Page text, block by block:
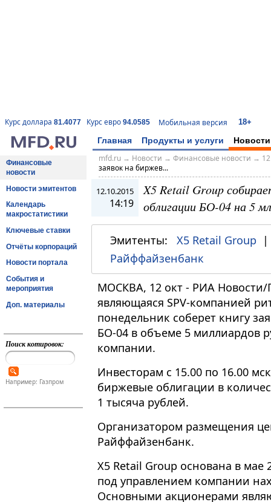
Курс доллара 81.4077 Курс евро 94.0585 Мобильная версия 18+
Главная Продукты и услуги Новости
Финансовые
новости
Новости эмитентов
Календарь
макростатистики
Ключевые ставки
Отчёты корпораций
Новости портала
События и
мероприятия
Доп. материалы
Поиск котировок:
Например: Газпром
mfd.ru→ Новости → Финансовые новости →
заявок на биржев...
12.10.2015
14:19
X5 Retail Group
облигации БО-04 на 5
Эмитенты: X5 Retail Group
Райффайзенбанк
МОСКВА, 12 окт - РИА
являющаяся SPV-компанией
понедельник соберет книгу
БО-04 в объеме 5 миллиардов
компании.
Инвесторам с 15.00 по 16.00
биржевые облигации в
1 тысяча рублей.
Организатором размещения
Райффайзенбанк.
X5 Retail Group основана в мае
под управлением компании
Основными акционерами